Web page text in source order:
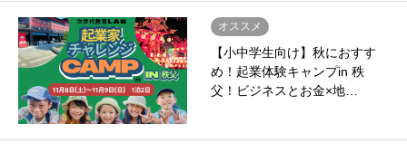
オススメ
【小中学生向け】秋におすす
め！起業体験キャンプin 秩
父！ビジネスとお金×地…